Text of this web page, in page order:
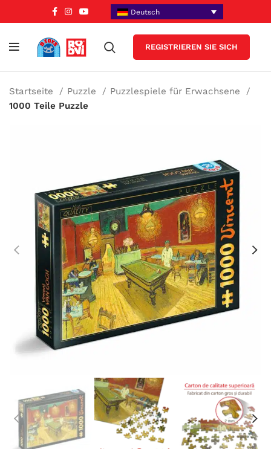
Deutsch
REGISTRIEREN SIE SICH
Startseite Puzzle
Puzzlespiele für Erwachsene
1000 Teile Puzzle